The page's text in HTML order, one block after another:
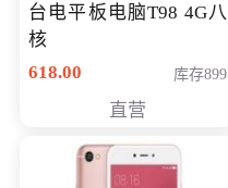
台电平板电脑T98 4G八
核
618.00
库存899
直营